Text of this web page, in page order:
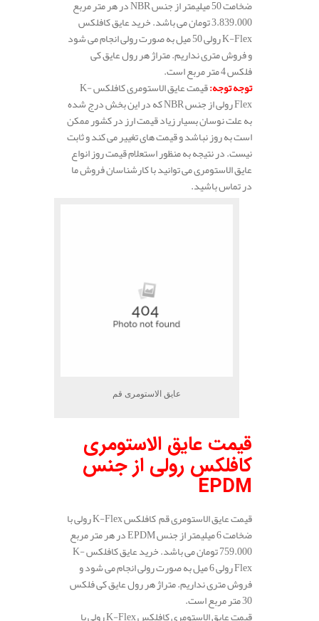
ضخامت 50 میلیمتر از جنس NBR در هر متر مربع
3.839.000 تومان می باشد. خرید عایق کافلکس
K-Flex رولی 50 میل به صورت رولی انجام می شود
و فروش متری نداریم. متراژ هر رول عایق کی
فلکس 4 متر مربع است.
توجه توجه:
قیمت عایق الاستومری کافلکس K-
Flex رولی از جنس NBR که در این بخش درج شده
به علت نوسان بسیار زیاد قیمت ارز در کشور ممکن
است به روز نباشد و قیمت های تغییر می کند و ثابت
نیست. در نتیجه به منظور استعلام قیمت روز انواع
عایق الاستومری می توانید با کارشناسان فروش ما
در تماس باشید.
عایق الاستومری قم
قیمت عایق الاستومری
کافلکس رولی از جنس
EPDM
قیمت عایق الاستومری قم کافلکس K-Flex رولی با
ضخامت 6 میلیمتر از جنس EPDM در هر متر مربع
759.000 تومان می باشد. خرید عایق کافلکس K-
Flex رولی 6 میل به صورت رولی انجام می شود و
فروش متری نداریم. متراژ هر رول عایق کی فلکس
30 متر مربع است.